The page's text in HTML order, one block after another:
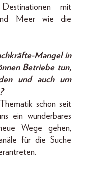
mit
und Meer wie die
Mangel in
Betriebe tun,
und auch um
schon seit
ein wunderbares
Wege gehen,
für die Suche